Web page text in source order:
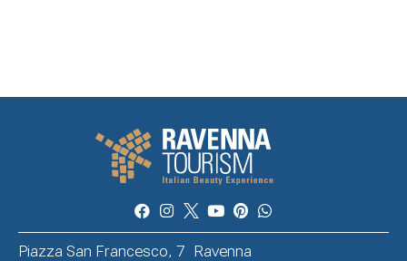
Piazza San Francesco, 7 Ravenna